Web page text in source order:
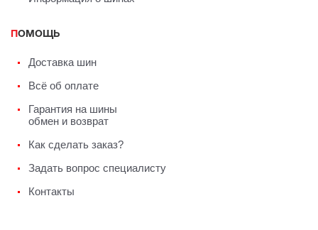
ПОМОЩЬ
Доставка шин
Всё об оплате
Гарантия на шины
обмен и возврат
Как сделать заказ?
Задать вопрос специалисту
Контакты